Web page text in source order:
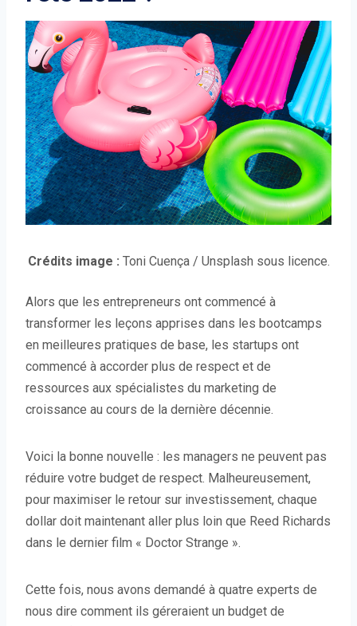
Crédits image : Toni Cuença (
u
v
r
e
d
a
s
u
n
e
n
u
v
/ Unsplash (
u
v
r
e
d
a
s
u
n
e
u
v
sous licence.
Alors que les entrepreneurs ont commencé à
transformer les leçons apprises dans les bootcamps
en meilleures pratiques de base, les startups ont
commencé à accorder plus de respect et de
ressources aux spécialistes du marketing de
croissance au cours de la dernière décennie.
Voici la bonne nouvelle : les managers ne peuvent pas
réduire votre budget de respect. Malheureusement,
pour maximiser le retour sur investissement, chaque
dollar doit maintenant aller plus loin que Reed Richards
dans le dernier film « Doctor Strange ».
Cette fois, nous avons demandé à quatre experts de
nous dire comment ils géreraient un budget de